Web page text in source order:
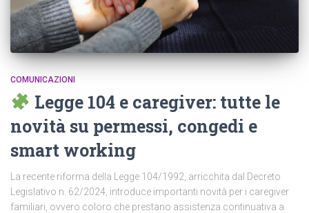
COMUNICAZIONI
Legge 104 e caregiver: tutte le
novità su permessi, congedi e
smart working
La recente riforma della Legge 104/1992, arricchita dal Decreto
Legislativo n. 62/2024, introduce importanti novità per i caregiver
familiari, ovvero coloro che prestano assistenza continuativa a